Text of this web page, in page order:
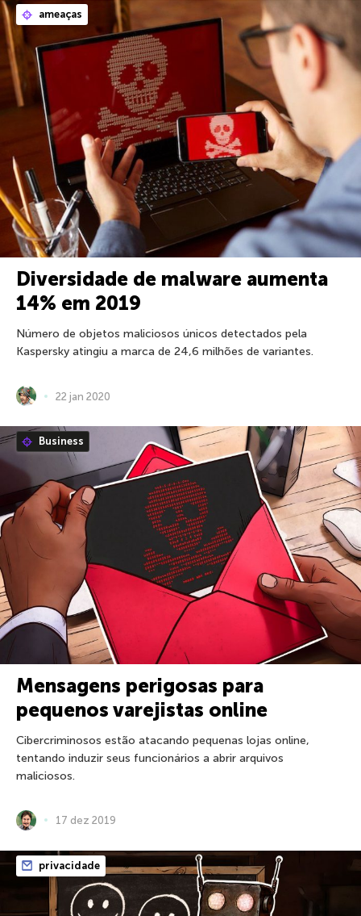
ameaças
Diversidade de malware aumenta
14% em 2019
Número de objetos maliciosos únicos detectados pela
Kaspersky atingiu a marca de 24,6 milhões de variantes.
22 jan 2020
Business
Mensagens perigosas para
pequenos varejistas online
Cibercriminosos estão atacando pequenas lojas online,
tentando induzir seus funcionários a abrir arquivos
maliciosos.
17 dez 2019
privacidade